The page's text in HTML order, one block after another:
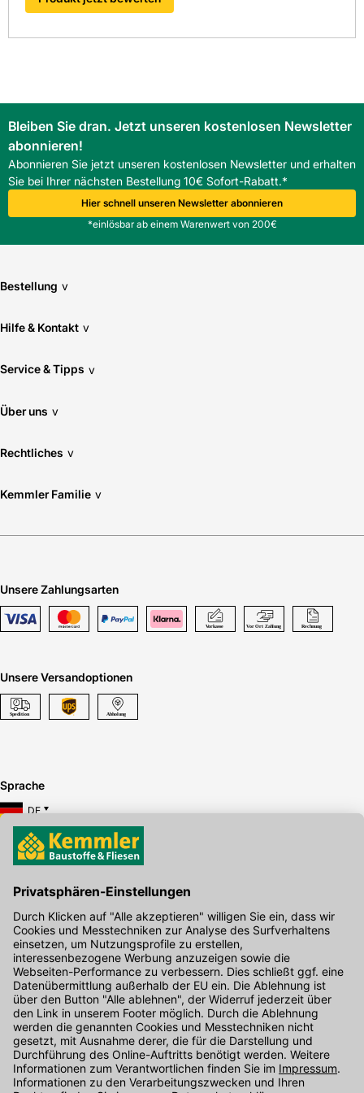
Serie: Tegalit m Form
Was sind die wichtigsten Eigenschaften des BMI Braas
Tegalit Halber Ortgangstein rechts?
Der BMI Braas Tegalit Halber Ortgangstein rechts ist ein
halber Ortgangstein mit Protegon matt Oberfläche,
Abdeckhöhe 40 mm und Ausstich 93 mm, der frost- und
UV-beständig ist.
Bleiben Sie dran. Jetzt unseren kostenlosen Newsletter
abonnieren!
Abonnieren Sie jetzt unseren kostenlosen Newsletter und erhalten
Sie bei Ihrer nächsten Bestellung 10€ Sofort-Rabatt.*
Hier schnell unseren Newsletter abonnieren
*einlösbar ab einem Warenwert von 200€
Bestellung v
Hilfe & Kontakt v
Service & Tipps v
Über uns v
Rechtliches v
Kemmler Familie v
Unsere Zahlungsarten
Unsere Versandoptionen
Sprache
DE
Hier gibt's die kostenlose App
Kontakt
Unser Onlineshop Team ist montags bis freitags von 08:00 - 17:00
Uhr unter der Telefonnummer07071 / 151-151für Sie erreichbar.
Alternativ können Sie unser Kontaktformular nutzen.